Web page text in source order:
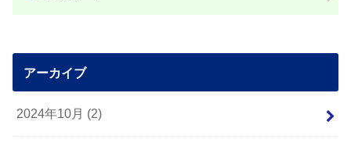
アーカイブ
2024年10月 (2)